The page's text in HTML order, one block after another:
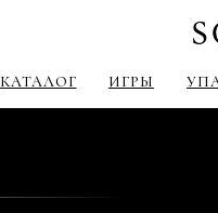
КАТАЛОГ ИГРЫ